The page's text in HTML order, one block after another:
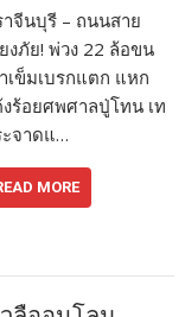
จีนบุรี – ถนนสาย
งภัย! พ่วง 22 ล้อขน
เข็มเบรกแตก แหก
ร้อยศพศาลปู่โทน เท
ะจาดแ…
MORE